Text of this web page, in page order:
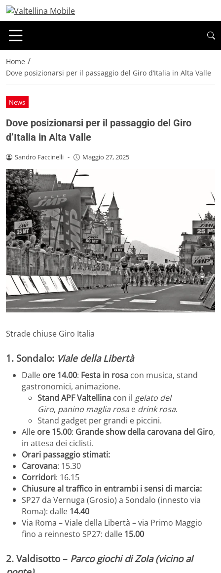
Home /
Dove posizionarsi per il passaggio del Giro d’Italia in Alta Valle
News
Dove posizionarsi per il passaggio del Giro
d’Italia in Alta Valle
Sandro Faccinelli - Maggio 27, 2025
Strade chiuse Giro Italia
1. Sondalo: Viale della Libertà
Dalle ore 14.00: Festa in rosa con musica, stand
gastronomici, animazione.
Stand APF Valtellina con il gelato del
Giro, panino maglia rosa e drink rosa.
Stand gadget per grandi e piccini.
Alle ore 15.00: Grande show della carovana del Giro,
in attesa dei ciclisti.
Orari passaggio stimati:
Carovana: 15.30
Corridori: 16.15
Chiusure al traffico in entrambi i sensi di marcia:
SP27 da Vernuga (Grosio) a Sondalo (innesto via
Roma): dalle 14.40
Via Roma – Viale della Libertà – via Primo Maggio
fino a reinnesto SP27: dalle 15.00
2. Valdisotto – Parco giochi di Zola (vicino al